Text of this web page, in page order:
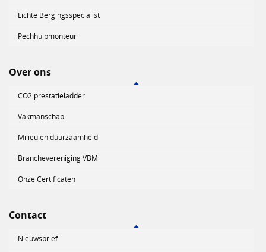
Lichte Bergingsspecialist
Pechhulpmonteur
Over ons
CO2 prestatieladder
Vakmanschap
Milieu en duurzaamheid
Branchevereniging VBM
Onze Certificaten
Contact
Nieuwsbrief